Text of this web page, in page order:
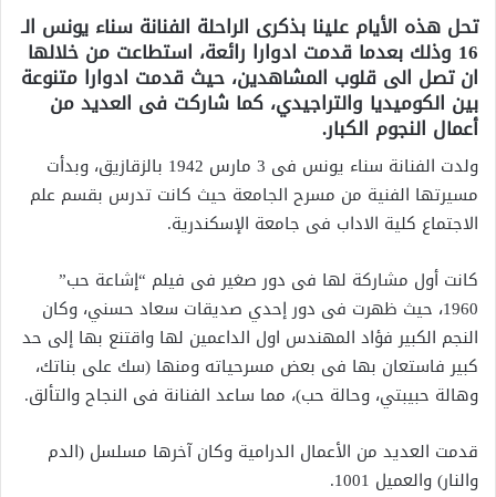
تحل هذه الأيام علينا بذكرى الراحلة الفنانة سناء يونس الـ
16 وذلك بعدما قدمت ادوارا رائعة، استطاعت من خلالها
ان تصل الى قلوب المشاهدين، حيث قدمت ادوارا متنوعة
بين الكوميديا والتراجيدي، كما شاركت فى العديد من
أعمال النجوم الكبار.
ولدت الفنانة سناء يونس فى 3 مارس 1942 بالزقازيق، وبدأت
مسيرتها الفنية من مسرح الجامعة حيث كانت تدرس بقسم علم
الاجتماع كلية الاداب فى جامعة الإسكندرية.
كانت أول مشاركة لها فى دور صغير فى فيلم “إشاعة حب”
1960، حيث ظهرت فى دور إحدي صديقات سعاد حسني، وكان
النجم الكبير فؤاد المهندس اول الداعمين لها واقتنع بها إلى حد
كبير فاستعان بها فى بعض مسرحياته ومنها (سك على بناتك،
وهالة حبيبتي، وحالة حب)، مما ساعد الفنانة فى النجاح والتألق.
قدمت العديد من الأعمال الدرامية وكان آخرها مسلسل (الدم
والنار) والعميل 1001.